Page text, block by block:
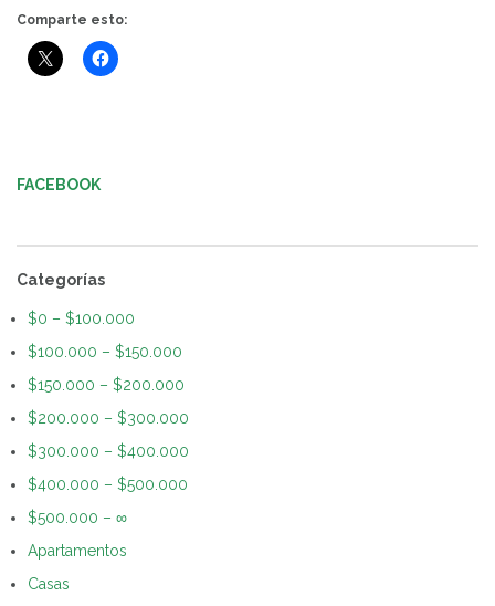
Comparte esto:
de
FACEBOOK
Categorías
$0 – $100.000
$100.000 – $150.000
$150.000 – $200.000
$200.000 – $300.000
$300.000 – $400.000
$400.000 – $500.000
$500.000 – ∞
Apartamentos
Casas